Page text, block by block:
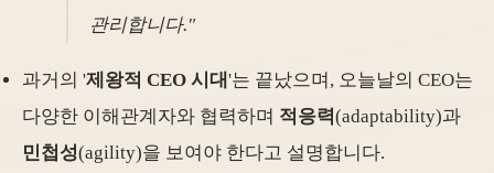
관리합니다."
과거의 '제왕적 CEO 시대'는 끝났으며, 오늘날의 CEO는
다양한 이해관계자와 협력하며 적응력(adaptability)과
민첩성(agility)을 보여야 한다고 설명합니다.